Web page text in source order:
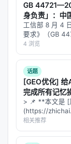
主要结论与洞
对 Search /
架构：级联检
式正将“检索次
据
：高质量指
数据需防知识
在线满意度差
叉验证； 4.产
是工业落地的
局限性与未来
GB
身负责」：中
工信部 8 月 4
要求》（GB
这是从 2024
来的强制性版
4 浏览
话题
[GEO优化]
完成所有记忆
> 📌 **本文是 [
(https://
**——标题改为
于 AI 引擎引
相关推荐